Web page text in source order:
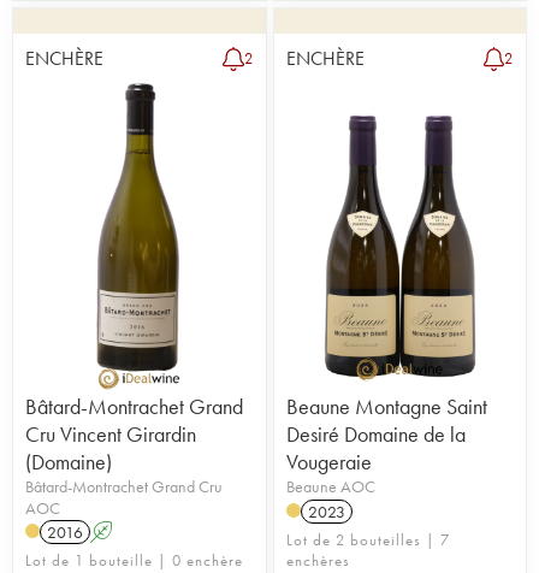
ENCHÈRE 2
Bâtard-Montrachet Grand
Cru Vincent Girardin
(Domaine)
Bâtard-Montrachet Grand Cru
AOC
2016 A
Lot de 1 bouteille | 0 enchère
ENCHÈRE 2
Beaune Montagne Saint
Desiré Domaine de la
Vougeraie
Beaune AOC
2023
Lot de 2 bouteilles | 7
enchères